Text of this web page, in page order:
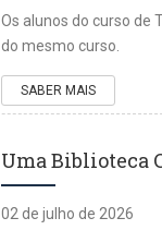
Os alunos do curso de
do mesmo curso.
SABER MAIS
Uma Biblioteca
02 de julho de 2026